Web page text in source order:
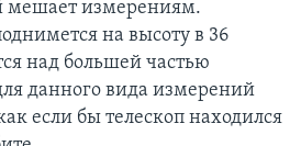
мешает измерениям.
на высоту в 36
над большей частью
данного вида измерений
если бы телескоп находился